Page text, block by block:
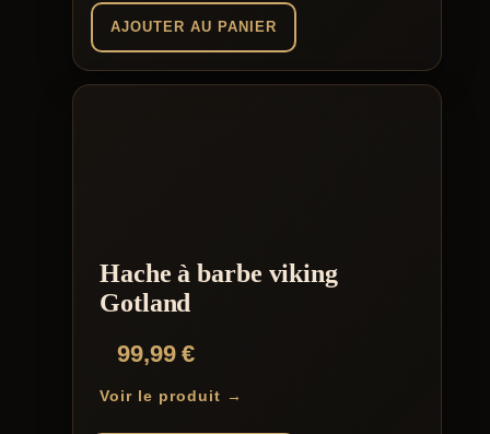
AJOUTER AU PANIER
Hache à barbe viking
Gotland
99,99€
Voir le produit →